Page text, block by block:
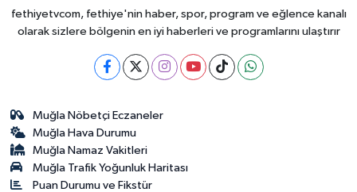
fethiyetvcom, fethiye'nin haber, spor, program ve eğlence kanalı
olarak sizlere bölgenin en iyi haberleri ve programlarını ulaştırır
Muğla Nöbetçi Eczaneler
Muğla Hava Durumu
Muğla Namaz Vakitleri
Muğla Trafik Yoğunluk Haritası
Puan Durumu ve Fikstür